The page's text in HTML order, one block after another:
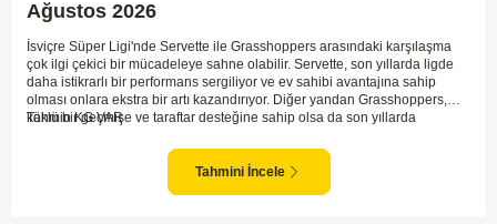
Ağustos 2026
İsviçre Süper Ligi'nde Servette ile Grasshoppers arasındaki karşılaşma
çok ilgi çekici bir mücadeleye sahne olabilir. Servette, son yıllarda ligde
daha istikrarlı bir performans sergiliyor ve ev sahibi avantajına sahip
olması onlara ekstra bir artı kazandırıyor. Diğer yandan Grasshoppers,
köklü bir geçmişe ve taraftar desteğine sahip olsa da son yıllarda
genellikle maçlarda gol yollarında etkili olurken, Grasshoppers savunma
anlamında zaman zaman sorunlar yaşayabiliyor. Bu durumda,
karşılaşmanın gollü geçmesi muhtemel gözüküyor. İki takımın oyun tarzını
Tahmin KG VAR
Tahmini İncele